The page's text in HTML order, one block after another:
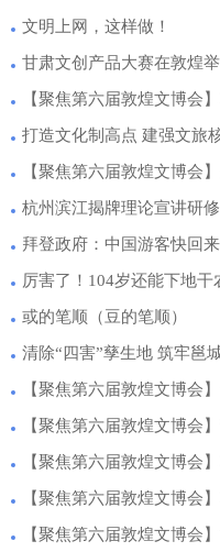
文明上网，这样做！
甘肃文创产品大赛在敦煌
【聚焦第六届敦煌文博会
打造文化制高点 建强文旅核心圈 大敦
【聚焦第六届敦煌文博会
杭州滨江揭牌理论宣讲研
拜登政府：中国游客快回
厉害了！104岁还能下地
或的笔顺（豆的笔顺）
清除“四害”孳生地 筑牢邕
【聚焦第六届敦煌文博会】李
【聚焦第六届敦煌文博会
【聚焦第六届敦煌文博会
【聚焦第六届敦煌文博会
【聚焦第六届敦煌文博会】甘肃敦